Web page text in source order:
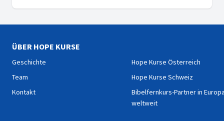
ÜBER HOPE KURSE
Geschichte
Team
Kontakt
Hope Kurse Österreich
Hope Kurse Schweiz
Bibelfernkurs-Partner in
weltweit